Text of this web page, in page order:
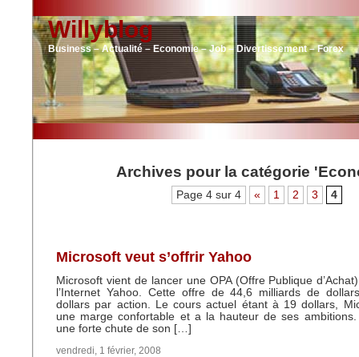
Willyblog
Business – Actualité – Economie – Job – Divertissement – Forex
Archives pour la catégorie
Page 4 sur 4 « 1 2 3 4
Microsoft veut s’offrir Yahoo
Microsoft vient de lancer une OPA (Offre Publique
l’Internet Yahoo. Cette offre de 44,6 milliards de
dollars par action. Le cours actuel étant à 19 dollars,
une marge confortable et a la hauteur de ses
une forte chute de son […]
vendredi, 1 février, 2008